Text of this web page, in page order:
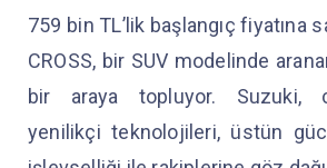
759 bin TL’lik başlangıç fiyatına
CROSS, bir SUV modelinde
bir araya topluyor. Suzuki,
yenilikçi teknolojileri, üstün